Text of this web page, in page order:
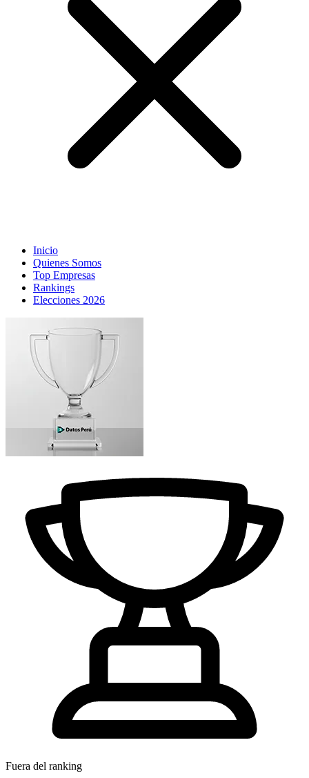
Inicio
Quienes Somos
Top Empresas
Rankings
Elecciones 2026
Fuera del ranking